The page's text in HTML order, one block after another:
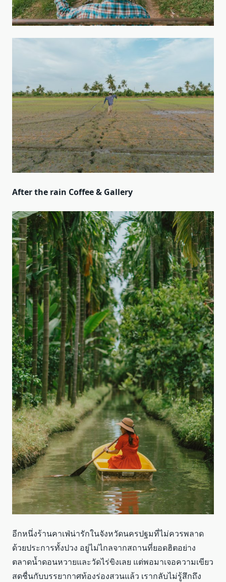
After the rain Coffee & Gallery
อีกหนึ่งร้านคาเฟ่น่ารักในจังหวัดนครปฐมที่ไม่ควรพลาด
ด้วยประการทั้งปวง อยู่ไม่ไกลจากสถานที่ยอดฮิตอย่าง
ตลาดน้ำดอนหวายและวัดไร่ขิงเลย แต่พอมาเจอความเขียว
สดชื่นกับบรรยากาศท้องร่องสวนแล้ว เรากลับไม่รู้สึกถึง